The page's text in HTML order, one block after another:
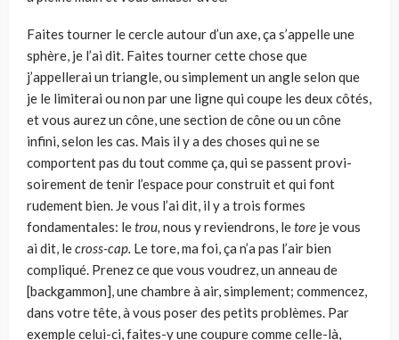
Faites tourner le cercle autour d’un axe, ça s’appelle une
sphère, je l’ai dit. Faites tourner cette chose que
j’appellerai un triangle, ou simplement un angle selon que
je le limiterai ou non par une ligne qui coupe les deux côtés,
et vous aurez un cône, une section de cône ou un cône
infini, selon les cas. Mais il y a des choses qui ne se
comportent pas du tout comme ça, qui se passent provi­
soirement de tenir l’espace pour construit et qui font
rudement bien. Je vous l’ai dit, il y a trois formes
fondamentales: letrou, nous y reviendrons, letore je vous
ai dit, lecross-cap. Le tore, ma foi, ça n’a pas l’air bien
compliqué. Prenez ce que vous vou­drez, un anneau de
[backgammon], une chambre à air, simplement; commen­cez,
dans votre tête, à vous poser des petits problèmes. Par
exemple celui-ci, faites-y une coupure comme celle-là,